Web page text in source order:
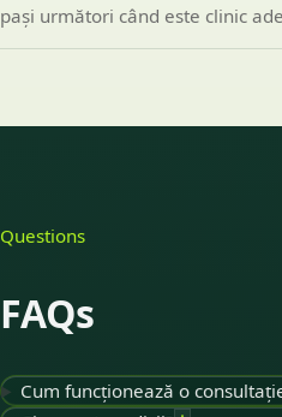
pași următori când este clinic
Questions
FAQs
Cum funcționează o